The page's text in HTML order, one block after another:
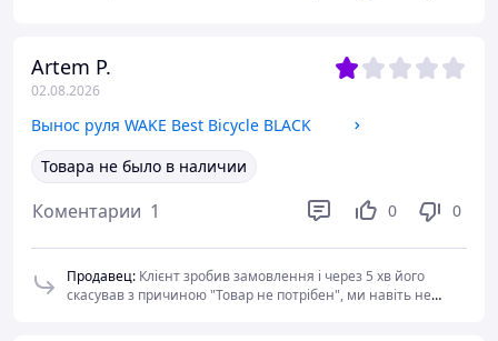
Artem P.
02.08.2026
Вынос руля WAKE Best Bicycle BLACK
Товара не было в наличии
Коментарии 1 0 0
Продавец: Клієнт зробив замовлення і через 5 хв його
скасував з причиною "Товар не потрібен", ми навіть не